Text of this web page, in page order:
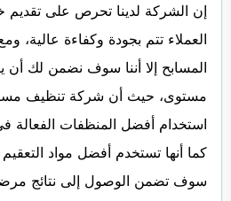
إن الشركة لدينا تحرص على تقديم
العملاء تتم بجودة وكفاءة عالية،
المسابح إلا أننا سوف نضمن لك أن
مستوى، حيث أن شركة تنظيف
استخدام أفضل المنظفات الفعالة
كما أنها تستخدم أفضل مواد
سوف تضمن الوصول إلى نتائج